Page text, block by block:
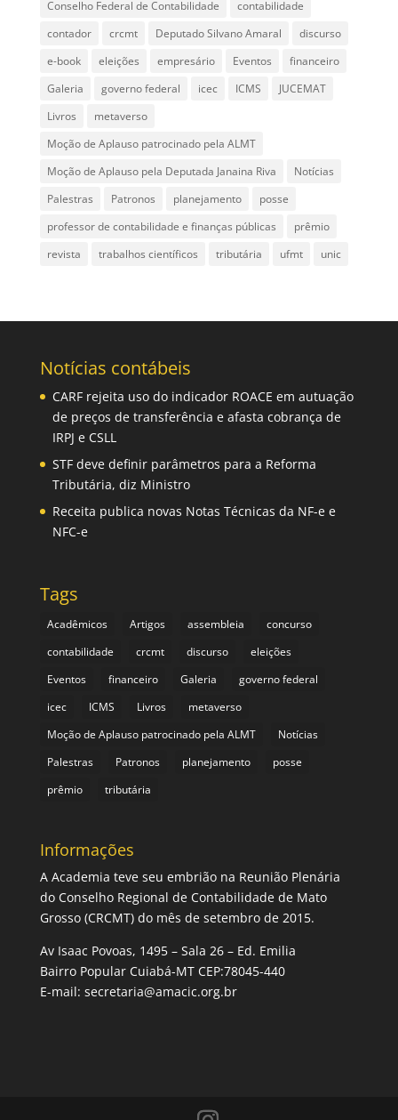
Conselho Federal de Contabilidade
contabilidade
contador
crcmt Deputado Silvano Amaral
discurso
e-book
eleições empresário Eventos
financeiro
Galeria
governo federal icec ICMS
JUCEMAT
Livros
metaverso
Moção de Aplauso patrocinado pela ALMT
Moção de Aplauso pela Deputada Janaina Riva
Notícias
Palestras
Patronos planejamento
posse
professor de contabilidade e finanças públicas
prêmio
revista
trabalhos científicos tributária ufmt unic
Notícias contábeis
CARF rejeita uso do indicador ROACE em autuação
de preços de transferência e afasta cobrança de
IRPJ e CSLL
STF deve definir parâmetros para a Reforma
Tributária, diz Ministro
Receita publica novas Notas Técnicas da NF-e e
NFC-e
Tags
Acadêmicos Artigos assembleia
concurso
contabilidade
crcmt discurso
eleições
Eventos
financeiro Galeria
governo federal
icec
ICMS Livros
metaverso
Moção de Aplauso patrocinado pela ALMT
Notícias
Palestras
Patronos planejamento
posse
prêmio
tributária
Informações
A Academia teve seu embrião na Reunião Plenária
do Conselho Regional de Contabilidade de Mato
Grosso (CRCMT) do mês de setembro de 2015.
Av Isaac Povoas, 1495 – Sala 26 – Ed. Emilia
Bairro Popular Cuiabá-MT CEP:78045-440
E-mail: secretaria@amacic.org.br